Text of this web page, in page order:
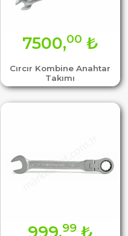
Cırcır Kombine Anahtar
Takımı
7500,00 ₺
99